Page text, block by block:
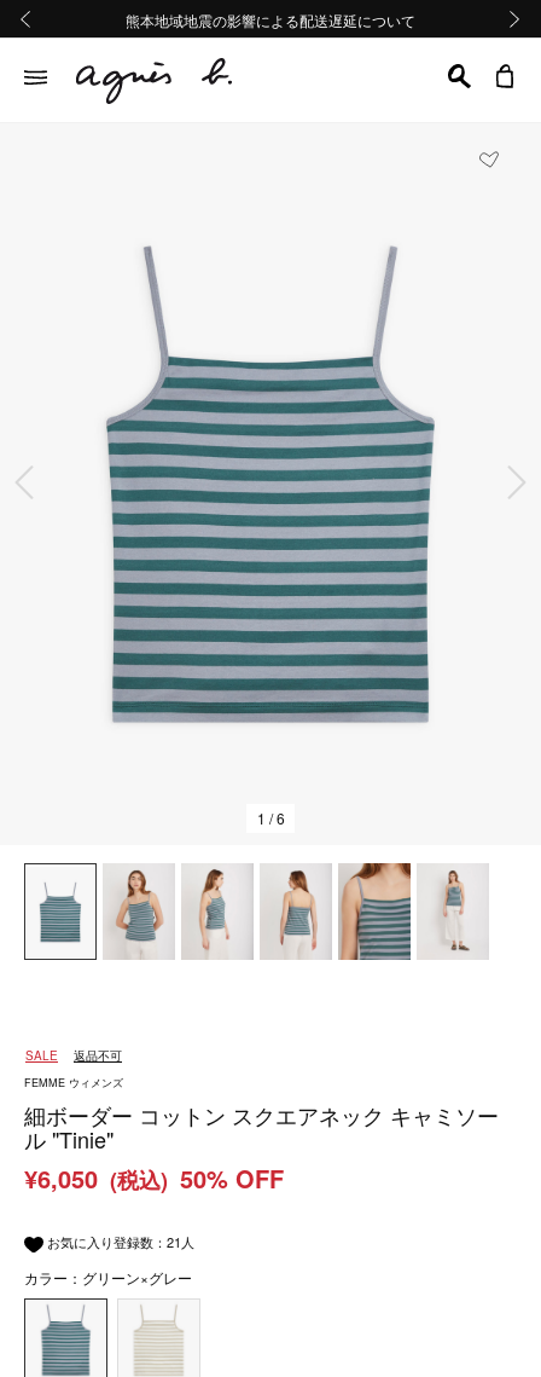
熊本地域地震の影響による配送遅延について
Summer Sale 2buy10%OFF!!
熊本地域地震の影響による配送遅延について
Summer Sale 2buy10%OFF!!
前の画像
1 / 6
SALE 返品不可
FEMME ウィメンズ
細ボーダー コットン スクエアネック キャミソー
ル "Tinie"
¥6,050 (税込) 50% OFF
お気に入り登録数： 21 人
カラー：グリーン×グレー